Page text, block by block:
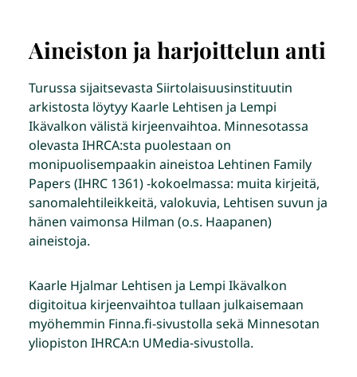
Aineiston ja harjoittelun anti
Turussa sijaitsevasta Siirtolaisuusinstituutin
arkistosta löytyy Kaarle Lehtisen ja Lempi
Ikävalkon välistä kirjeenvaihtoa. Minnesotassa
olevasta IHRCA:sta puolestaan on
monipuolisempaakin aineistoa Lehtinen Family
Papers (IHRC 1361) -kokoelmassa: muita kirjeitä,
sanomalehtileikkeitä, valokuvia, Lehtisen suvun ja
hänen vaimonsa Hilman (o.s. Haapanen)
aineistoja.
Kaarle Hjalmar Lehtisen ja Lempi Ikävalkon
digitoitua kirjeenvaihtoa tullaan julkaisemaan
myöhemmin Finna.fi-sivustolla sekä Minnesotan
yliopiston IHRCA:n UMedia-sivustolla.